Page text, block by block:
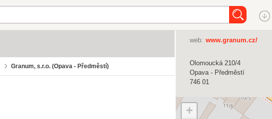
Granum, s.r.o. (Opava - Předměstí)
web: www.granum.cz/
Olomoucká 210/4
Opava - Předměstí
746 01
+